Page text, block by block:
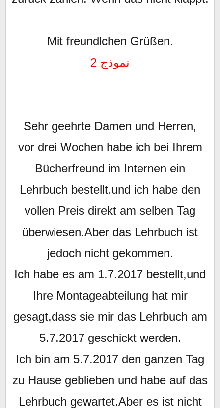
Mit freundlchen Grüßen.
نموذج 2
Sehr geehrte Damen und Herren,
vor drei Wochen habe ich bei Ihrem
Bücherfreund im Internen ein
Lehrbuch bestellt,und ich habe den
vollen Preis direkt am selben Tag
überwiesen.Aber das Lehrbuch ist
jedoch nicht gekommen.
Ich habe es am 1.7.2017 bestellt,und
Ihre Montageabteilung hat mir
gesagt,dass sie mir das Lehrbuch am
5.7.2017 geschickt werden.
Ich bin am 5.7.2017 den ganzen Tag
zu Hause geblieben und habe auf das
Lehrbuch gewartet.Aber es ist nicht